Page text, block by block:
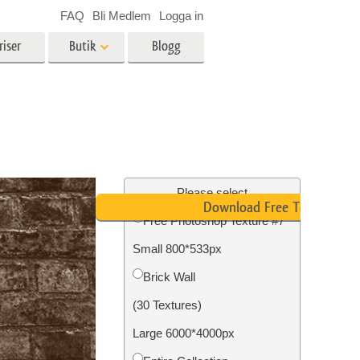
Foto restaurering
Butik Blogg
FAQ Bli Medlem Logga in
Please select
Free Photoshop Texture #7
Small 800*533px
Brick Wall
(30 Textures)
Large 6000*4000px
Download Free Texture